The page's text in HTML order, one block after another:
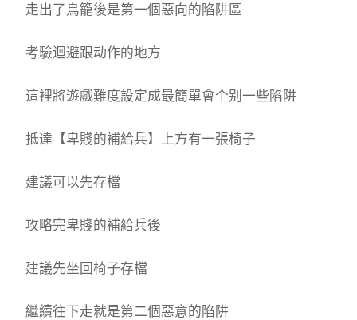
走出了鳥籠後是第一個惡向的陷阱區
考驗迴避跟动作的地方
這裡將遊戲難度設定成最簡單會个别一些陷阱
抵達【卑賤的補給兵】上方有一張椅子
建議可以先存檔
攻略完卑賤的補給兵後
建議先坐回椅子存檔
繼續往下走就是第二個惡意的陷阱